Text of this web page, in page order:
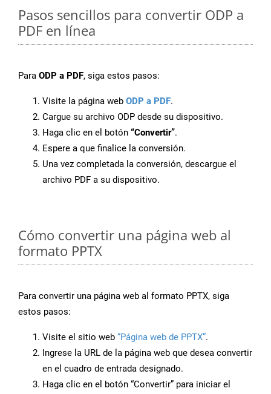
Pasos sencillos para convertir ODP a
PDF en línea
Para ODP a PDF, siga estos pasos:
Visite la página web ODP a PDF.
Cargue su archivo ODP desde su dispositivo.
Haga clic en el botón “Convertir”.
Espere a que finalice la conversión.
Una vez completada la conversión, descargue el
archivo PDF a su dispositivo.
Cómo convertir una página web al
formato PPTX
Para convertir una página web al formato PPTX, siga
estos pasos:
Visite el sitio web “Página web de PPTX”.
Ingrese la URL de la página web que desea convertir
en el cuadro de entrada designado.
Haga clic en el botón “Convertir” para iniciar el